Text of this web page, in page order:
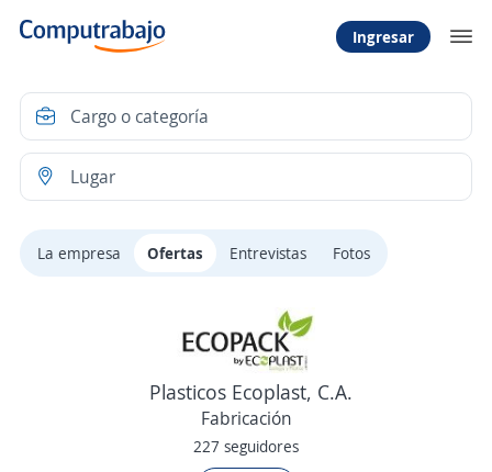
Ingresar
La empresa Ofertas Entrevistas Fotos
Plasticos Ecoplast, C.A.
Fabricación
227 seguidores